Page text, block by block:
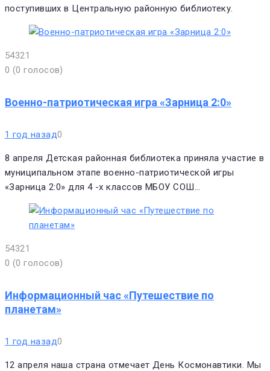
поступивших в Центральную районную библиотеку.
54321
0 (0 голосов)
Военно-патриотическая игра «Зарница 2:0»
1 год назад0
8 апреля Детская районная библиотека приняла участие в
муниципальном этапе военно-патриотической игры
«Зарница 2:0» для 4 -х классов МБОУ СОШ…
54321
0 (0 голосов)
Информационный час «Путешествие по
планетам»
1 год назад0
12 апреля наша страна отмечает День Космонавтики. Мы